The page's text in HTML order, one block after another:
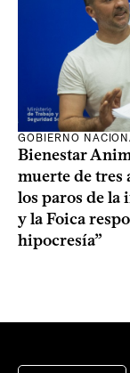
GOBIERNO
Bienestar
muerte de tres
los paros de
y la Foica
hipocresía”